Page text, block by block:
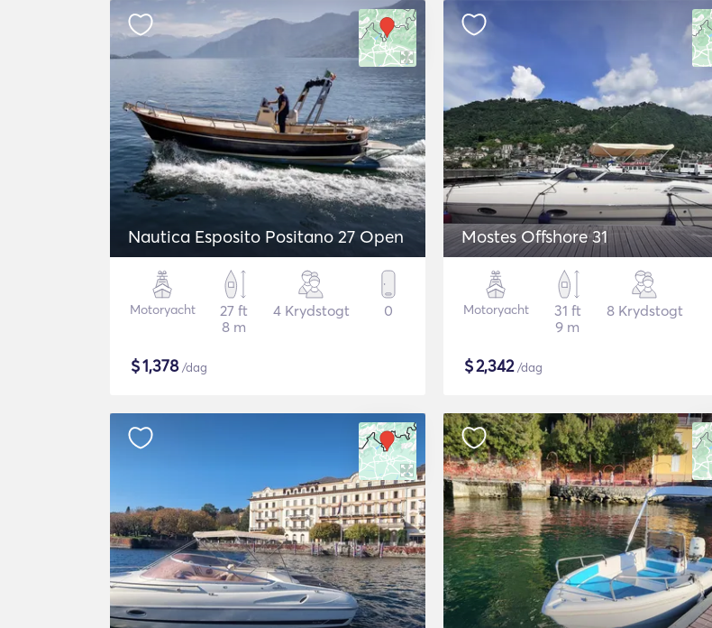
Nautica Esposito Positano 27 Open
Motoryacht
27 ft
8 m
4 Krydstogt 0
$1,378/dag
Mostes Offshore 31
Motoryacht
31 ft
9 m
8 Krydstogt
$2,342/dag